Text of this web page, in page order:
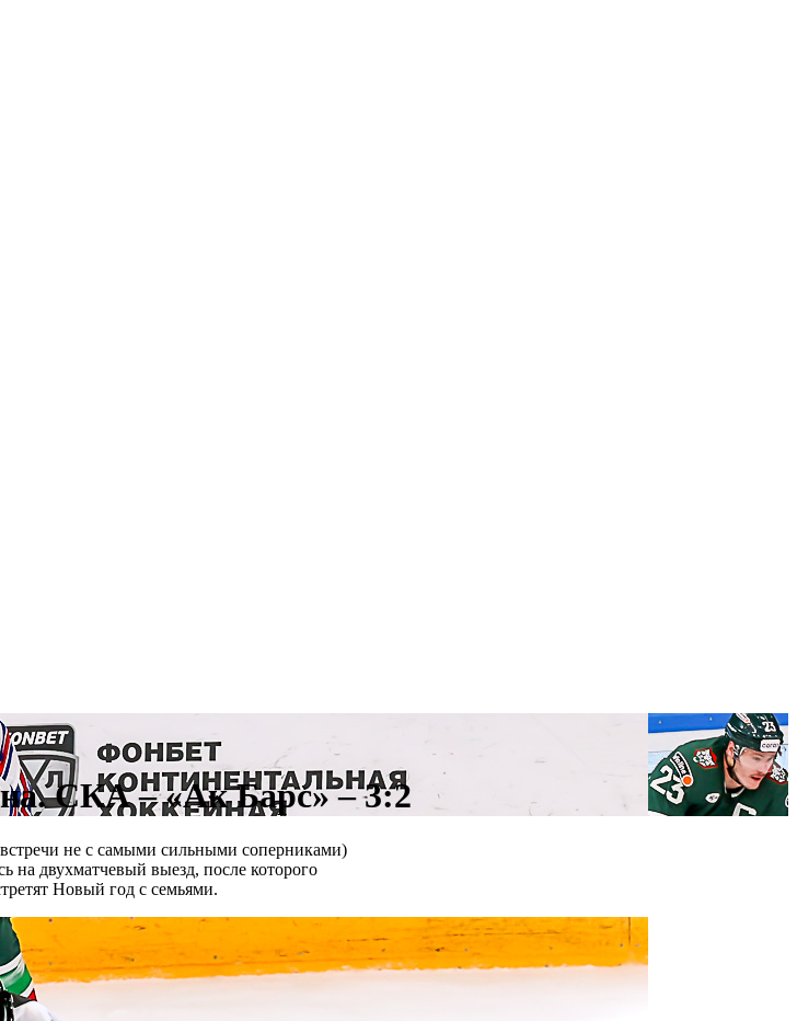
СКА – «Ак Барс» – 3:2
не с самыми сильными соперниками)
на двухматчевый выезд, после которого
Новый год с семьями.